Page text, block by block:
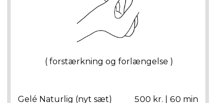
( forstærkning og forlængelse )
Gelé Naturlig (nyt sæt) 500 kr. | 60 min